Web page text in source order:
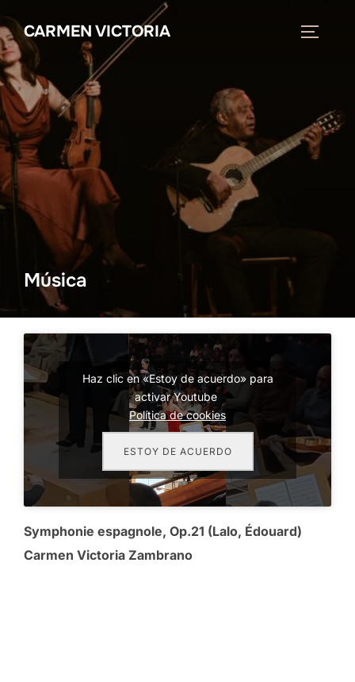
al
contenido
CARMEN VICTORIA
Música
Haz clic en «Estoy de acuerdo» para
activar Youtube
Política de cookies
ESTOY DE ACUERDO
Symphonie espagnole, Op.21 (Lalo, Édouard)
Carmen Victoria Zambrano